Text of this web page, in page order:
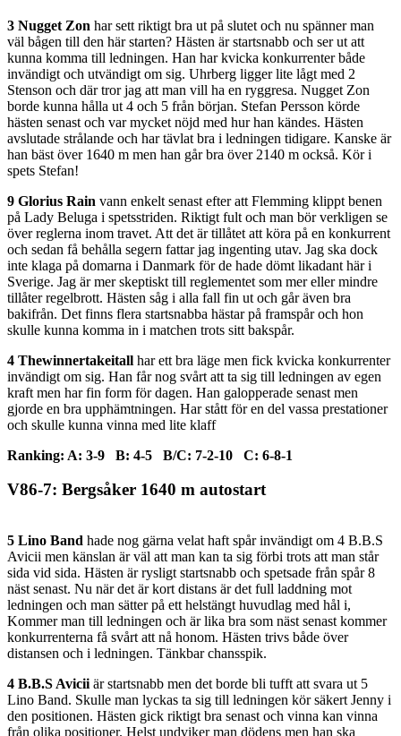
3 Nugget Zon har sett riktigt bra ut på slutet och nu spänner man
väl bågen till den här starten? Hästen är startsnabb och ser ut att
kunna komma till ledningen. Han har kvicka konkurrenter både
invändigt och utvändigt om sig. Uhrberg ligger lite lågt med 2
Stenson och där tror jag att man vill ha en ryggresa. Nugget Zon
borde kunna hålla ut 4 och 5 från början. Stefan Persson körde
hästen senast och var mycket nöjd med hur han kändes. Hästen
avslutade strålande och har tävlat bra i ledningen tidigare. Kanske är
han bäst över 1640 m men han går bra över 2140 m också. Kör i
spets Stefan!
9 Glorius Rain vann enkelt senast efter att Flemming klippt benen
på Lady Beluga i spetsstriden. Riktigt fult och man bör verkligen se
över reglerna inom travet. Att det är tillåtet att köra på en konkurrent
och sedan få behålla segern fattar jag ingenting utav. Jag ska dock
inte klaga på domarna i Danmark för de hade dömt likadant här i
Sverige. Jag är mer skeptiskt till reglementet som mer eller mindre
tillåter regelbrott. Hästen såg i alla fall fin ut och går även bra
bakifrån. Det finns flera startsnabba hästar på framspår och hon
skulle kunna komma in i matchen trots sitt bakspår.
4 Thewinnertakeitall har ett bra läge men fick kvicka konkurrenter
invändigt om sig. Han får nog svårt att ta sig till ledningen av egen
kraft men har fin form för dagen. Han galopperade senast men
gjorde en bra upphämtningen. Har stått för en del vassa prestationer
och skulle kunna vinna med lite klaff
Ranking: A: 3-9 B: 4-5 B/C: 7-2-10 C: 6-8-1
V86-7: Bergsåker 1640 m autostart
5 Lino Band hade nog gärna velat haft spår invändigt om 4 B.B.S
Avicii men känslan är väl att man kan ta sig förbi trots att man står
sida vid sida. Hästen är rysligt startsnabb och spetsade från spår 8
näst senast. Nu när det är kort distans är det full laddning mot
ledningen och man sätter på ett helstängt huvudlag med hål i,
Kommer man till ledningen och är lika bra som näst senast kommer
konkurrenterna få svårt att nå honom. Hästen trivs både över
distansen och i ledningen. Tänkbar chansspik.
4 B.B.S Avicii är startsnabb men det borde bli tufft att svara ut 5
Lino Band. Skulle man lyckas ta sig till ledningen kör säkert Jenny i
den positionen. Hästen gick riktigt bra senast och vinna kan vinna
från olika positioner. Helst undviker man dödens men han ska